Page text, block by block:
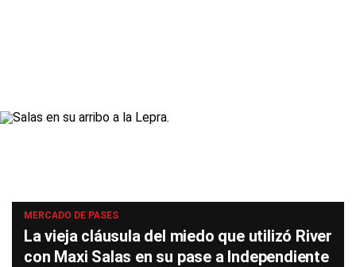
MERCADO DE PASES
La vieja cláusula del miedo que utilizó River
con Maxi Salas en su pase a Independiente